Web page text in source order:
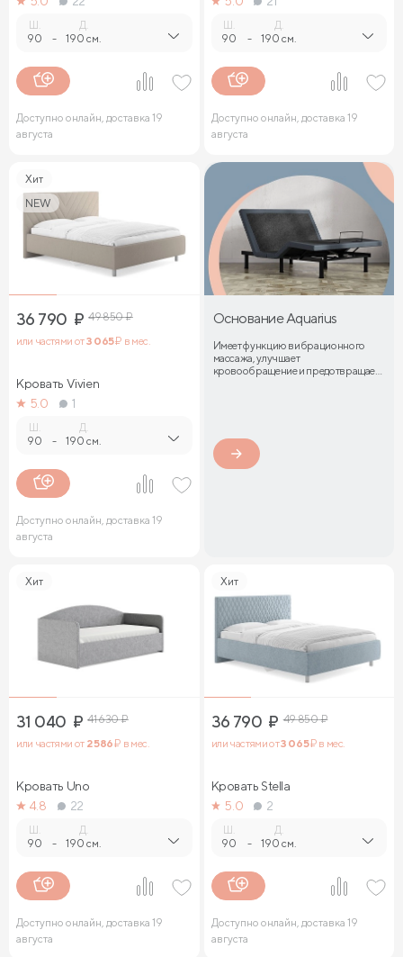
Ш.
90 -
Д.
190 см.
Доступно онлайн, доставка 19
августа
Ш.
90 -
Д.
190 см.
Доступно онлайн, доставка 19
августа
Хит
NEW
36 790 ₽ 49 850₽
или частями от3 065₽ в мес.
Кровать Vivien
5.0
1
90 -
Д.
190 см.
Доступно онлайн, доставка 19
августа
Основание Aquarius
Имеет функцию вибрационного
массажа, улучшает
кровообращение и предотвращает
Хит
31 040 ₽ 41 630₽
или частями от 2 586₽ в мес.
Кровать Uno
4.8
22
90 -
Д.
190 см.
Доступно онлайн, доставка 19
августа
Хит
36 790 ₽ 49 850₽
или частями от3 065₽ в мес.
Кровать Stella
5.0
2
90 -
Д.
190 см.
Доступно онлайн, доставка 19
августа